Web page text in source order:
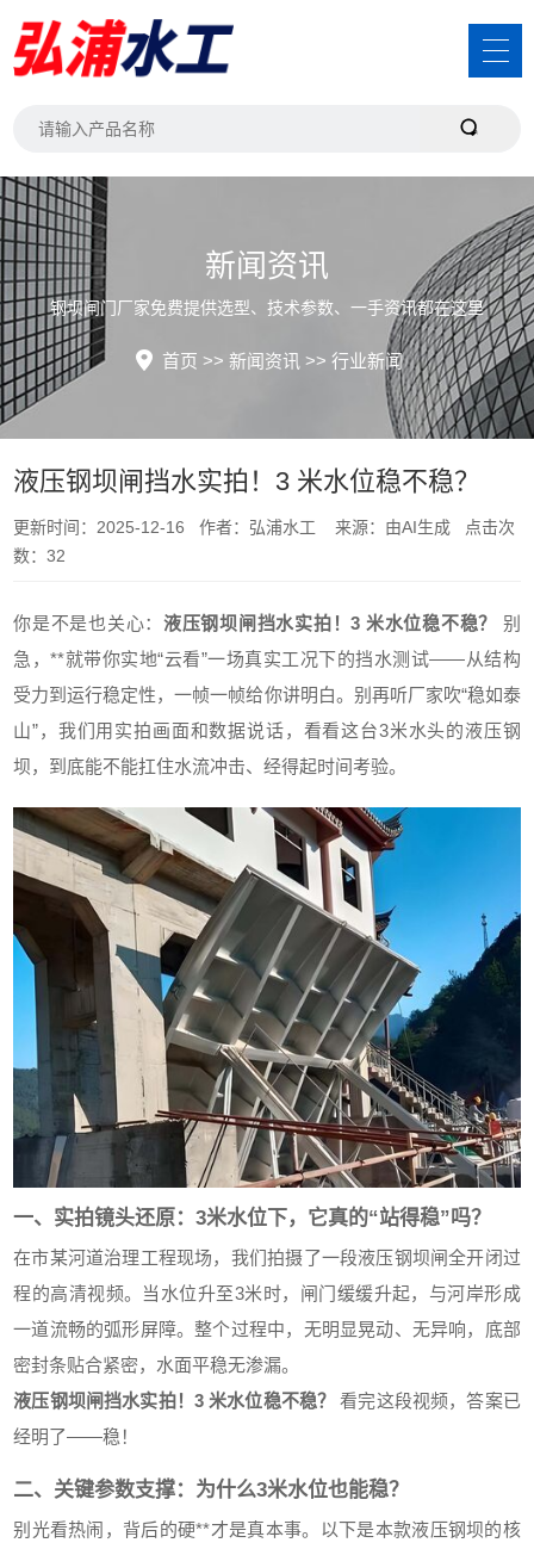
新闻资讯
钢坝闸门厂家免费提供选型、技术参数、一手资讯都在这里
首页 >> 新闻资讯 >> 行业新闻
液压钢坝闸挡水实拍！3 米水位稳不稳？
更新时间：2025-12-16 作者：弘浦水工 来源：由AI生成 点击次
数：32
你是不是也关心：液压钢坝闸挡水实拍！3 米水位稳不稳？
别
急，**就带你实地“云看”一场真实工况下的挡水测试——从结构
受力到运行稳定性，一帧一帧给你讲明白。别再听厂家吹“稳如泰
山”，我们用实拍画面和数据说话，看看这台3米水头的液压钢
坝，到底能不能扛住水流冲击、经得起时间考验。
一、实拍镜头还原：3米水位下，它真的“站得稳”吗？
在市某河道治理工程现场，我们拍摄了一段液压钢坝闸全开闭过
程的高清视频。当水位升至3米时，闸门缓缓升起，与河岸形成
一道流畅的弧形屏障。整个过程中，无明显晃动、无异响，底部
密封条贴合紧密，水面平稳无渗漏。
液压钢坝闸挡水实拍！3 米水位稳不稳？
看完这段视频，答案已
经明了——稳！
二、关键参数支撑：为什么3米水位也能稳？
别光看热闹，背后的硬**才是真本事。以下是本款液压钢坝的核